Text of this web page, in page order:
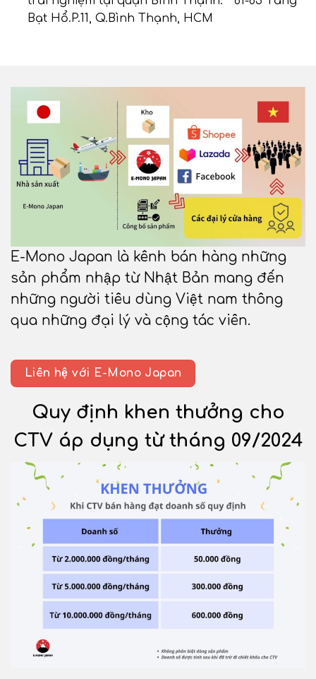
Bạt Hổ.P.11, Q.Bình Thạnh, HCM
E-Mono Japan là kênh bán hàng những
sản phẩm nhập từ Nhật Bản mang đến
những người tiêu dùng Việt nam thông
qua những đại lý và cộng tác viên.
Liên hệ với E-Mono Japan
Quy định khen thưởng cho
CTV áp dụng từ tháng 09/2024